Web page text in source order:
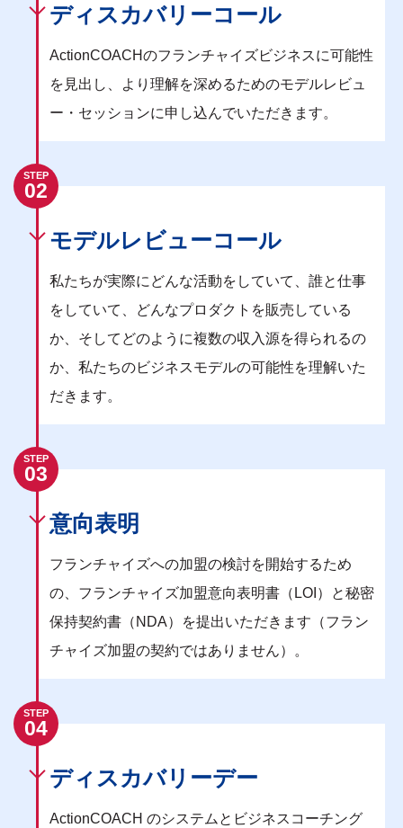
ディスカバリーコール
ActionCOACHのフランチャイズビジネスに可能性
を見出し、より理解を深めるためのモデルレビュ
ー・セッションに申し込んでいただきます。
STEP
02
モデルレビューコール
私たちが実際にどんな活動をしていて、誰と仕事
をしていて、どんなプロダクトを販売している
か、そしてどのように複数の収入源を得られるの
か、私たちのビジネスモデルの可能性を理解いた
だきます。
STEP
03
意向表明
フランチャイズへの加盟の検討を開始するため
の、フランチャイズ加盟意向表明書（LOI）と秘密
保持契約書（NDA）を提出いただきます（フラン
チャイズ加盟の契約ではありません）。
STEP
04
ディスカバリーデー
ActionCOACH のシステムとビジネスコーチング